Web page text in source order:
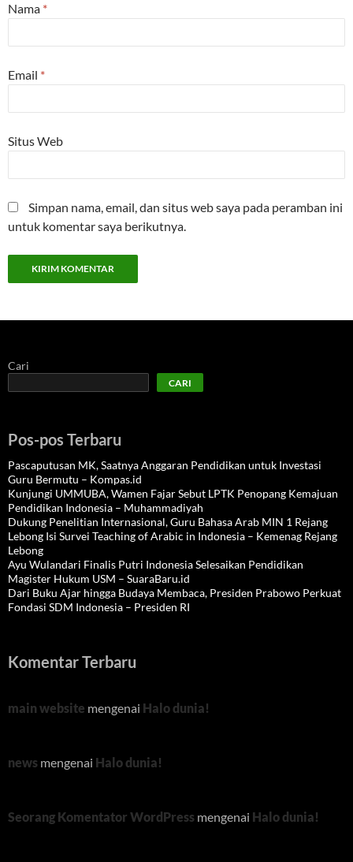
Nama *
Email *
Situs Web
Simpan nama, email, dan situs web saya pada peramban ini
untuk komentar saya berikutnya.
Cari
CARI
Pos-pos Terbaru
Pascaputusan MK, Saatnya Anggaran Pendidikan untuk Investasi
Guru Bermutu – Kompas.id
Kunjungi UMMUBA, Wamen Fajar Sebut LPTK Penopang Kemajuan
Pendidikan Indonesia – Muhammadiyah
Dukung Penelitian Internasional, Guru Bahasa Arab MIN 1 Rejang
Lebong Isi Survei Teaching of Arabic in Indonesia – Kemenag Rejang
Lebong
Ayu Wulandari Finalis Putri Indonesia Selesaikan Pendidikan
Magister Hukum USM – SuaraBaru.id
Dari Buku Ajar hingga Budaya Membaca, Presiden Prabowo Perkuat
Fondasi SDM Indonesia – Presiden RI
Komentar Terbaru
main website mengenai Halo dunia!
news mengenai Halo dunia!
Seorang Komentator WordPress mengenai Halo dunia!